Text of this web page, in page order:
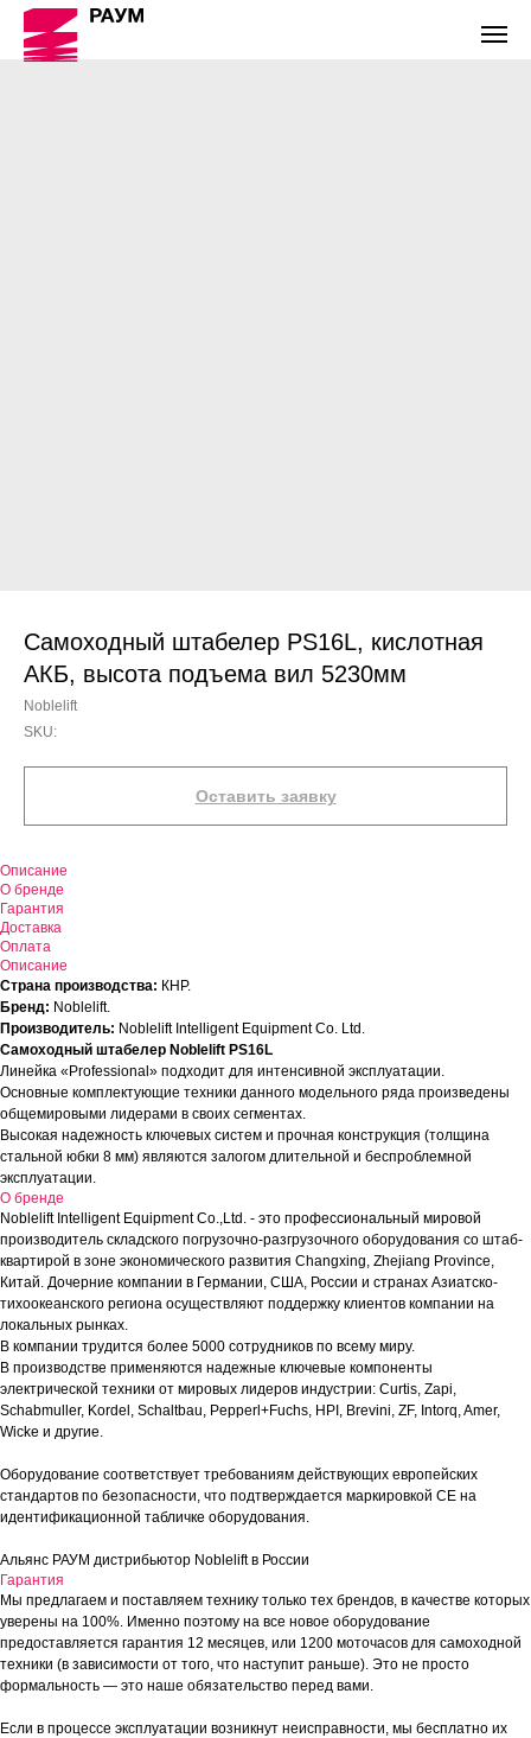
Самоходный штабелер PS16L, кислотная
АКБ, высота подъема вил 5230мм
Noblelift
SKU:
Оставить заявку
Описание
О бренде
Гарантия
Доставка
Оплата
Описание
Страна производства: КНР.
Бренд: Noblelift.
Производитель: Noblelift Intelligent Equipment Co. Ltd.
Самоходный штабелер Noblelift PS16L
Линейка «Professional» подходит для интенсивной эксплуатации.
Основные комплектующие техники данного модельного ряда произведены
общемировыми лидерами в своих сегментах.
Высокая надежность ключевых систем и прочная конструкция (толщина
стальной юбки 8 мм) являются залогом длительной и беспроблемной
эксплуатации.
О бренде
Noblelift Intelligent Equipment Co.,Ltd. - это профессиональный мировой
производитель складского погрузочно-разгрузочного оборудования со штаб-
квартирой в зоне экономического развития Changxing, Zhejiang Province,
Китай. Дочерние компании в Германии, США, России и странах Азиатско-
тихоокеанского региона осуществляют поддержку клиентов компании на
локальных рынках.
В компании трудится более 5000 сотрудников по всему миру.
В производстве применяются надежные ключевые компоненты
электрической техники от мировых лидеров индустрии: Curtis, Zapi,
Schabmuller, Kordel, Schaltbau, Pepperl+Fuchs, HPI, Brevini, ZF, Intorq, Amer,
Wicke и другие.
Оборудование соответствует требованиям действующих европейских
стандартов по безопасности, что подтверждается маркировкой СЕ на
идентификационной табличке оборудования.
Альянс РАУМ дистрибьютор Noblelift в России
Гарантия
Мы предлагаем и поставляем технику только тех брендов, в качестве которых
уверены на 100%. Именно поэтому на все новое оборудование
предоставляется гарантия 12 месяцев, или 1200 моточасов для самоходной
техники (в зависимости от того, что наступит раньше). Это не просто
формальность — это наше обязательство перед вами.
Если в процессе эксплуатации возникнут неисправности, мы бесплатно их